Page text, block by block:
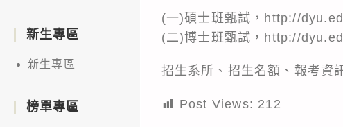
(一)碩士班甄試，http://
(二)博士班甄試，http://
招生系所、招生名額、報考資
Post Views: 212
新生專區
新生專區
榜單專區